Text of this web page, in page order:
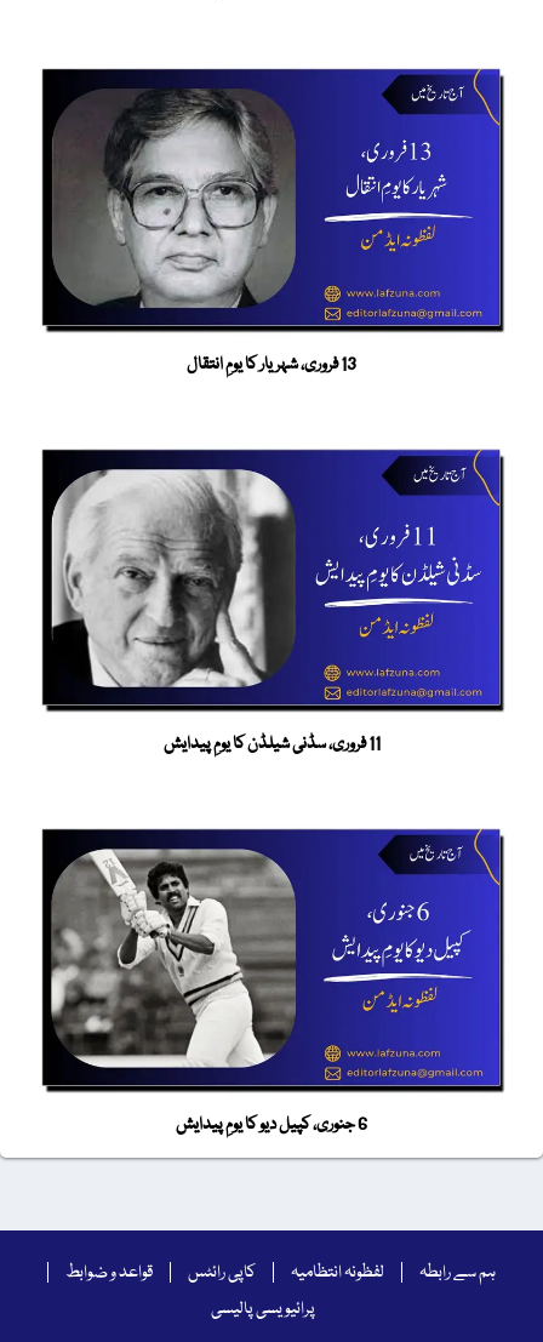
13 فروری، شہریار کا یومِ انتقال
11 فروری، سڈنی شیلڈن کا یومِ پیدایش
6 جنوری، کپیل دیو کا یومِ پیدایش
ہم سے رابطہ لفظونہ انتظامیہ کاپی رائٹس
قواعد و ضوابط
پرائیویسی پالیسی